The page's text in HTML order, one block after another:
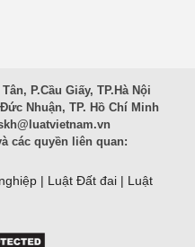
P.Cầu Giấy, TP.Hà Nội
Nhuận, TP. Hồ Chí Minh
các quyền liên quan:
| Luật Đất đai | Luật